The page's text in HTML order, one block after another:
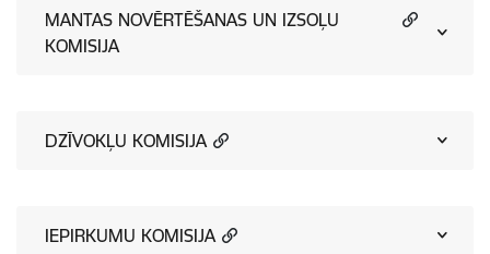
MANTAS NOVĒRTĒŠANAS UN IZSOĻU
KOMISIJA
DZĪVOKĻU KOMISIJA
IEPIRKUMU KOMISIJA